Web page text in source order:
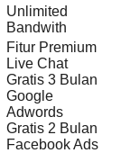
Unlimited
Bandwith
Fitur Premium
Live Chat
Gratis 3 Bulan
Google
Adwords
Gratis 2 Bulan
Facebook Ads